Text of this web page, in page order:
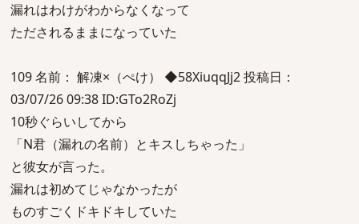
漏れはわけがわからなくなって
ただされるままになっていた
109 名前： 解凍×（ぺけ） ◆58XiuqqJj2 投稿日：
03/07/26 09:38 ID:GTo2RoZj
10秒ぐらいしてから
「N君（漏れの名前）とキスしちゃった」
と彼女が言った。
漏れは初めてじゃなかったが
ものすごくドキドキしていた